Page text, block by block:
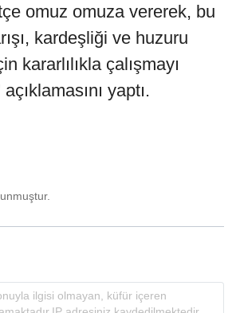
omuz omuza vererek, bu
kardeşliği ve huzuru
kararlılıkla çalışmayı
yaptı.